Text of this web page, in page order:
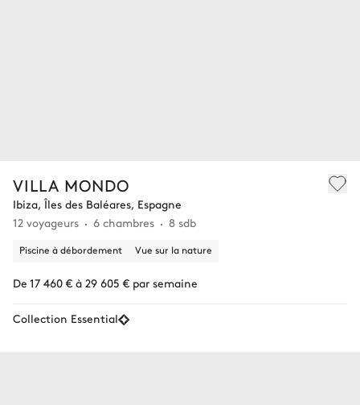
VILLA MONDO
Ibiza, Îles des Baléares, Espagne
12 voyageurs
6 chambres 8 sdb
Piscine à débordement Vue sur la nature
De 17 460 € à 29 605 € par semaine
Collection Essential